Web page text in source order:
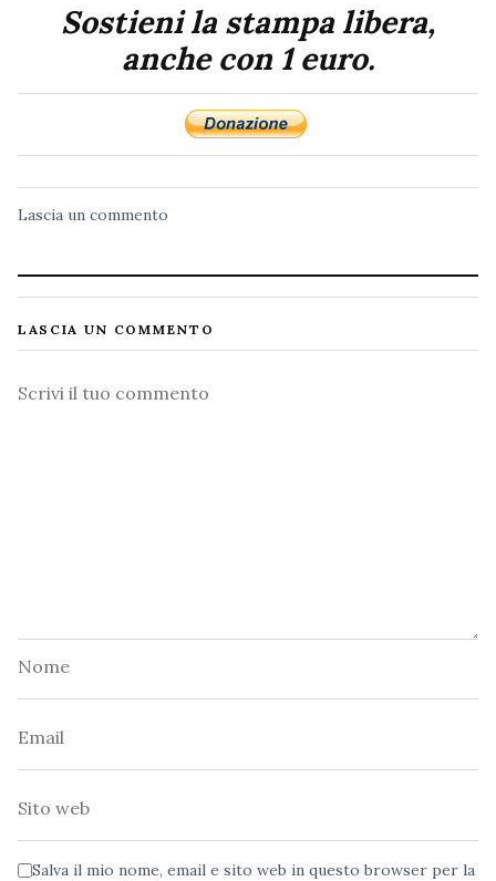
Sostieni la stampa libera,
anche con 1 euro.
Lascia un commento
LASCIA UN COMMENTO
Commento
Salva il mio nome, email e sito web in questo browser per la